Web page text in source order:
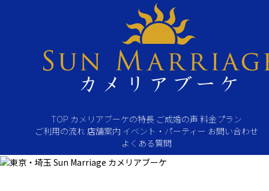
TOP カメリアブーケの特長 ご成婚の声 料金プラン
ご利用の流れ 店舗案内 イベント・パーティー お問い合わせ
よくある質問